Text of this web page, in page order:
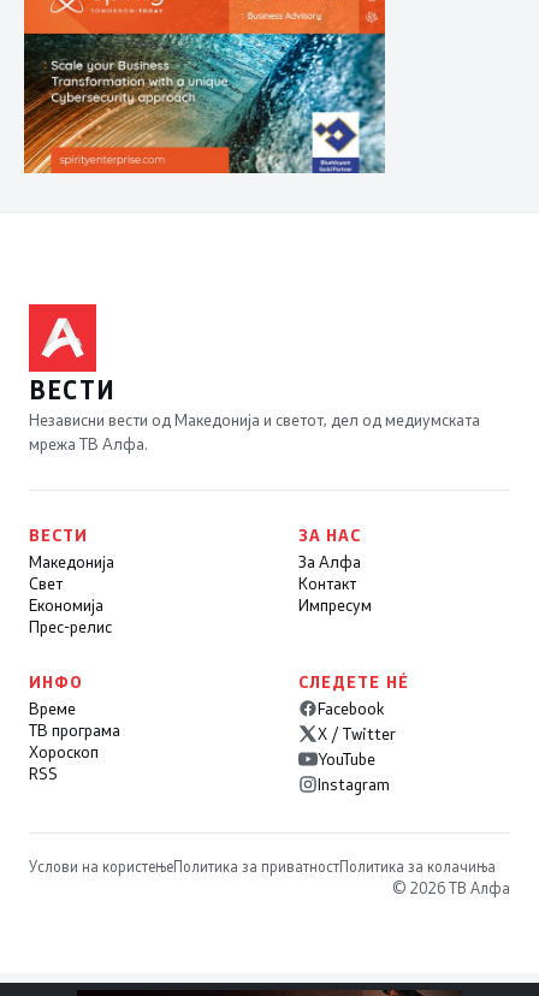
ВЕСТИ
Независни вести од Македонија и светот, дел од медиумската
мрежа ТВ Алфа.
ВЕСТИ
Македонија
Свет
Економија
Прес-релис
ЗА НАС
За Алфа
Контакт
Импресум
ИНФО
Време
ТВ програма
Хороскоп
RSS
СЛЕДЕТЕ НÉ
Facebook
X / Twitter
YouTube
Instagram
Услови на користењеПолитика за приватностПолитика за колачиња
© 2026 ТВ Алфа